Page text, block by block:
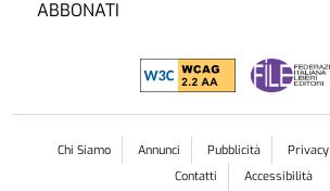
ABBONATI
Chi Siamo Annunci Pubblicità Privacy
Contatti
Accessibilità